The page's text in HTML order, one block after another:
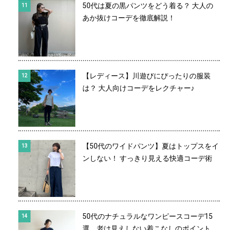
50代は夏の黒パンツをどう着る？ 大人の
あか抜けコーデを徹底解説！
【レディース】川遊びにぴったりの服装
は？ 大人向けコーデをレクチャー♪
【50代のワイドパンツ】夏はトップスをイ
ンしない！ すっきり見える快適コーデ術
50代のナチュラルなワンピースコーデ15
選。老け見えしない着こなしのポイント